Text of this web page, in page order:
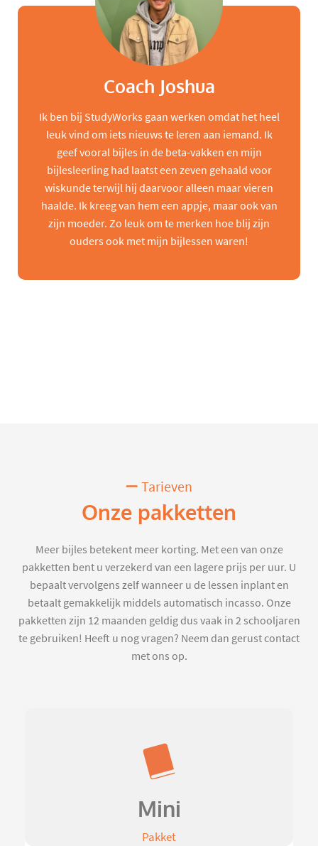
Coach Joshua
Ik ben bij StudyWorks gaan werken omdat het heel
leuk vind om iets nieuws te leren aan iemand. Ik
geef vooral bijles in de beta-vakken en mijn
bijlesleerling had laatst een zeven gehaald voor
wiskunde terwijl hij daarvoor alleen maar vieren
haalde. Ik kreeg van hem een appje, maar ook van
zijn moeder. Zo leuk om te merken hoe blij zijn
ouders ook met mijn bijlessen waren!
Tarieven
Onze pakketten
Meer bijles betekent meer korting. Met een van onze
pakketten bent u verzekerd van een lagere prijs per uur. U
bepaalt vervolgens zelf wanneer u de lessen inplant en
betaalt gemakkelijk middels automatisch incasso. Onze
pakketten zijn 12 maanden geldig dus vaak in 2 schooljaren
te gebruiken! Heeft u nog vragen? Neem dan gerust contact
met ons op.
Mini
Pakket